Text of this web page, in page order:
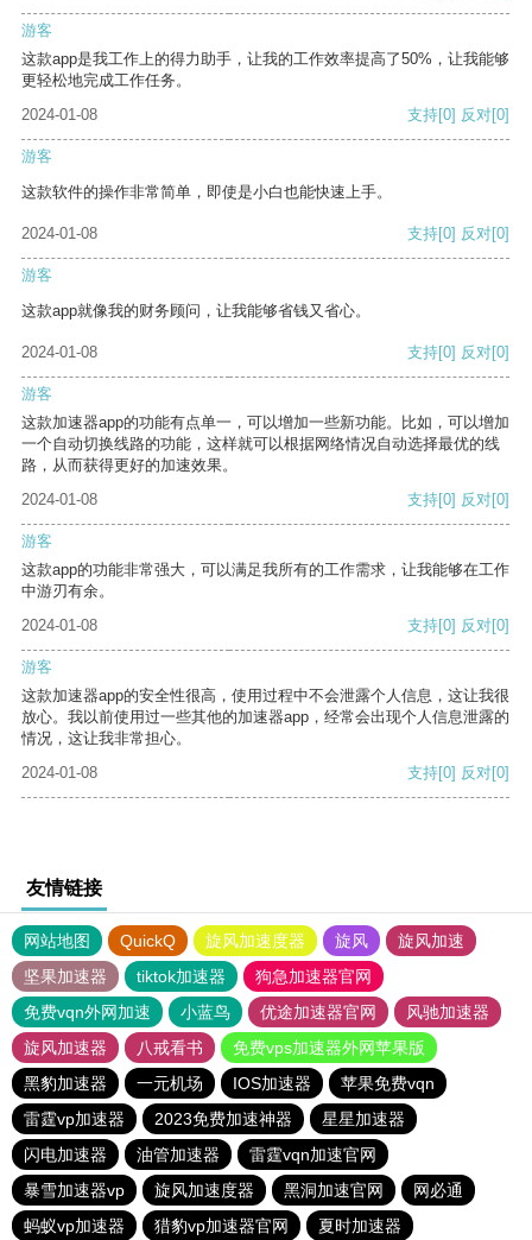
游客
这款app是我工作上的得力助手，让我的工作效率提高了50%，让我能够
更轻松地完成工作任务。
2024-01-08
支持[0] 反对[0]
游客
这款软件的操作非常简单，即使是小白也能快速上手。
2024-01-08 支持[0] 反对[0]
游客
这款app就像我的财务顾问，让我能够省钱又省心。
2024-01-08 支持[0] 反对[0]
游客
这款加速器app的功能有点单一，可以增加一些新功能。比如，可以增加
一个自动切换线路的功能，这样就可以根据网络情况自动选择最优的线
路，从而获得更好的加速效果。
2024-01-08
支持[0] 反对[0]
游客
这款app的功能非常强大，可以满足我所有的工作需求，让我能够在工作
中游刃有余。
2024-01-08
支持[0] 反对[0]
游客
这款加速器app的安全性很高，使用过程中不会泄露个人信息，这让我很
放心。我以前使用过一些其他的加速器app，经常会出现个人信息泄露的
情况，这让我非常担心。
2024-01-08
支持[0] 反对[0]
友情链接
网站地图 QuickQ 旋风加速度器 旋风
旋风加速
坚果加速器
tiktok加速器
狗急加速器官网
免费vqn外网加速
小蓝鸟 优途加速器官网
风驰加速器
旋风加速器
八戒看书
免费vps加速器外网苹果版
黑豹加速器
一元机场 IOS加速器
苹果免费vqn
雷霆vp加速器
2023免费加速神器
星星加速器
闪电加速器
油管加速器
雷霆vqn加速官网
暴雪加速器vp
旋风加速度器 黑洞加速官网
网必通
蚂蚁vp加速器
猎豹vp加速器官网 夏时加速器